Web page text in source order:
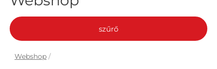
szűrő
Webshop /